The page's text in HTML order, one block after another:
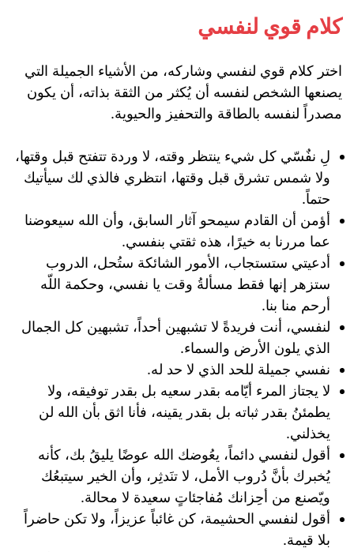
كلام قوي لنفسي
اختر كلام قوي لنفسي وشاركه، من الأشياء الجميلة التي
يصنعها الشخص لنفسه أن يُكثر من الثقة بذاته، أن يكون
مصدراً لنفسه بالطاقة والتحفيز والحيوية.
لِ نفٌسّي ‏كل شيء ينتظر وقته، لا وردة تتفتح قبل وقتها،
ولا شمس تشرق قبل وقتها، انتظري فالذي لك سيأتيك
حتماً.
أؤمن أن القادم سيمحو آثار السابق، وأن الله سيعوضنا
عما مررنا به خيرًا، هذه ثقتي بنفسي.
أدعيتي ستستجاب، الأمور الشائكة ستُحل، الدروب
ستزهر إنها فقط مسألةُ وقت يا نفسي، وحكمة اللّه
أرحم منا بنا.
لنفسي، أنت فريدةً لا تشبهين أحداً، تشبهين كل الجمال
الذي يلون الأرض والسماء.
نفسي جميلة للحد الذي لا حد له.
لا يجتاز المرء أيّامه بقدر سعيه بل بقدر توفيقه، ولا
يطمئنُ بقدر ثباته بل بقدر يقينه، فأنا اثق بأن الله لن
يخذلني.
أقول لنفسي دائماً، يعُوضك الله عوضًا يليقُ بك، كأنه
يُخبرك بأنَّ دُروب الأمل، لا تنَدثِر، وأن الخير سيتبعُك
ويّصنع من أحِزانك مُفاجئاتٍ سعيدة لا محالة.
أقول لنفسي الحشيمة، كن غائباً عزيزاً، ولا تكن حاضراً
بلا قيمة.